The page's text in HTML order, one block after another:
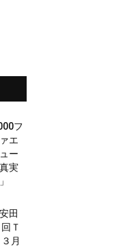
フ
エ
ー
実
田
Ｔ
月